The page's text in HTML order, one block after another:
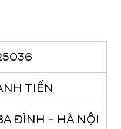
TIẾN
ĐÌNH - HÀ NỘI